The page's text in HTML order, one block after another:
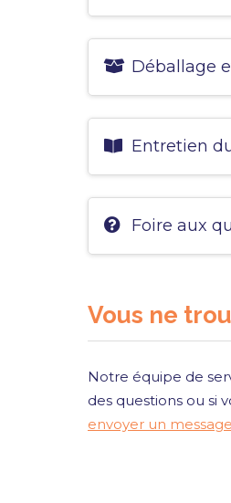
Déballage
Entretien
Foire aux
Vous ne
Notre équipe de
des questions ou si
envoyer un message